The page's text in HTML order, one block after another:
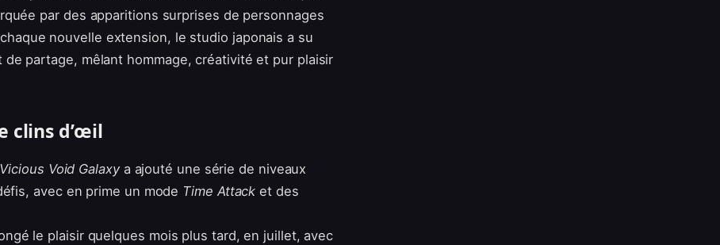
par des apparitions surprises de personnages
nouvelle extension, le studio japonais a su
partage, mêlant hommage, créativité et pur plaisir
clins d’œil
Vicious Void Galaxya ajouté une série de niveaux
avec en prime un mode Time Attack et des
le plaisir quelques mois plus tard, en juillet, avec